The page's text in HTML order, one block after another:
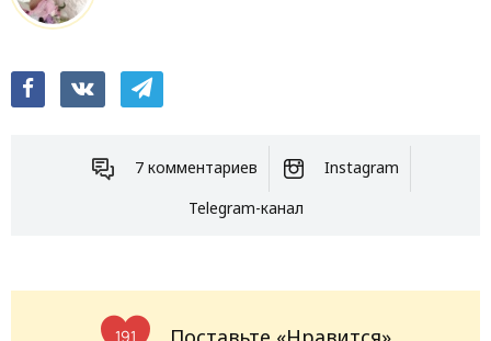
7 комментариев
Instagram
Telegram-канал
191